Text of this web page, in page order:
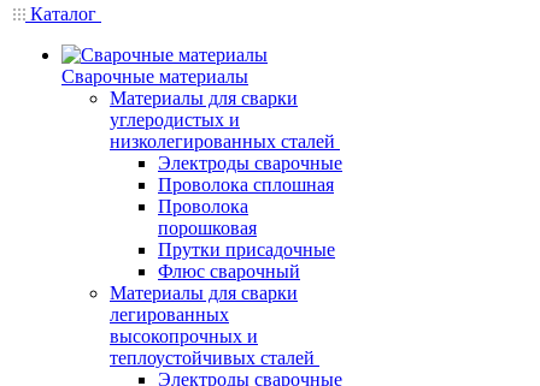
Каталог
Сварочные материалы
Материалы для сварки
углеродистых и
низколегированных сталей
Электроды сварочные
Проволока сплошная
Проволока
порошковая
Прутки присадочные
Флюс сварочный
Материалы для сварки
легированных
высокопрочных и
теплоустойчивых сталей
Электроды сварочные